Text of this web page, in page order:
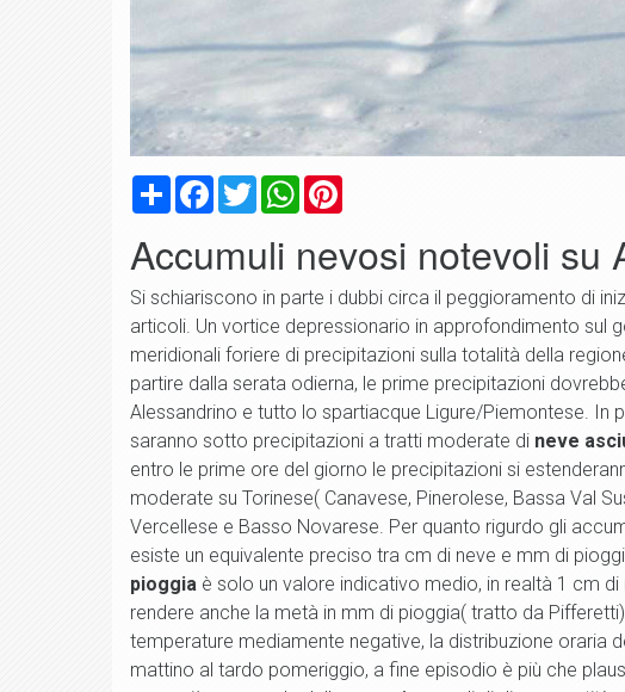
CondividiFacebook
TwitterWhatsApp
Accumuli nevosi notevoli su
Si schiariscono in parte i dubbi circa il peggioramento di
articoli. Un vortice depressionario in approfondimento sul
meridionali foriere di precipitazioni sulla totalità della
partire dalla serata odierna, le prime precipitazioni
Alessandrino e tutto lo spartiacque Ligure/Piemontese. In
saranno sotto precipitazioni a tratti moderate di neve
entro le prime ore del giorno le precipitazioni si
moderate su Torinese( Canavese, Pinerolese, Bassa Val
Vercellese e Basso Novarese. Per quanto rigurdo gli
esiste un equivalente preciso tra cm di neve e mm di
pioggia è solo un valore indicativo medio, in realtà 1 cm
rendere anche la metà in mm di pioggia( tratto da
temperature mediamente negative, la distribuzione oraria
mattino al tardo pomeriggio, a fine episodio è più che